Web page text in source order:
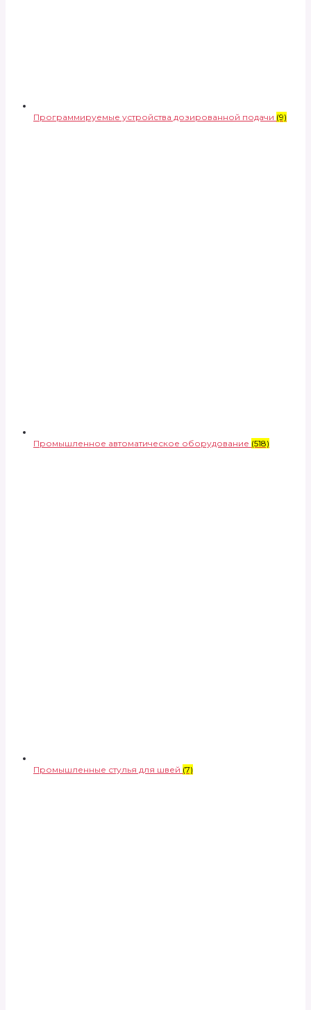
Программируемые устройства дозированной подачи (9)
Промышленное автоматическое оборудование (518)
Промышленные стулья для швей (7)